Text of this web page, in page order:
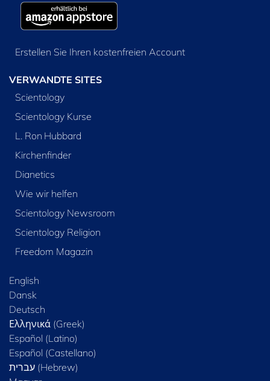
Erstellen Sie Ihren kostenfreien Account
VERWANDTE SITES
Scientology
Scientology Kurse
L. Ron Hubbard
Kirchenfinder
Dianetics
Wie wir helfen
Scientology Newsroom
Scientology Religion
Freedom Magazin
English
Dansk
Deutsch
Ελληνικά (Greek)
Español (Latino)
Español (Castellano)